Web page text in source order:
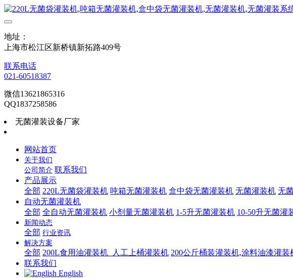
地址：
上海市松江区新桥镇新拓路409号
联系电话
021-60518387
微信13621865316
QQ1837258586
无菌灌装设备厂家
网站首页
关于我们
公司简介 联系我们
产品展示
全部 220L无菌袋灌装机 吨箱无菌灌装机 盒中袋无菌灌装机 无菌灌装机 无
自动无菌灌装机
全部 全自动无菌灌装机 小剂量无菌灌装机 1-5升无菌灌装机 10-50升无菌灌
新闻动态
全部 行业资讯
解决方案
全部 200L食用油灌装机_人工上桶灌装机 200公斤桶装灌装机,涂料油漆灌装
联系我们
English